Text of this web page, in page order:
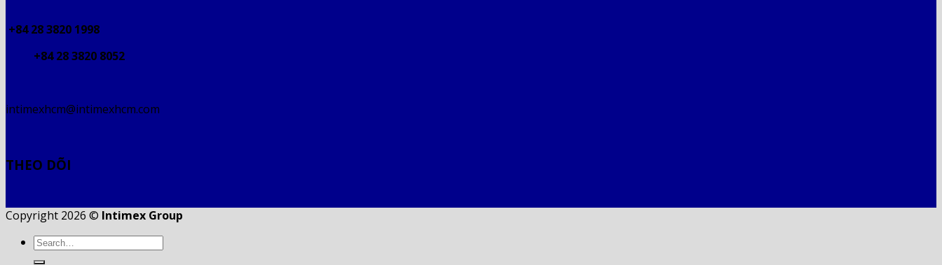
+84 28 3820 1998
+84 28 3820 8052
intimexhcm@intimexhcm.com
THEO DÕI
Copyright 2026 © Intimex Group